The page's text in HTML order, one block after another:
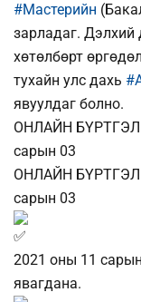
#Мастерийн
зарладаг. Дэлхий
хөтөлбөрт
тухайн улс дахь
явуулдаг болно.
ОНЛАЙН БҮРТГЭЛ
сарын 03
ОНЛАЙН БҮРТГЭЛ
сарын 03
2021 оны 11
явагдана.